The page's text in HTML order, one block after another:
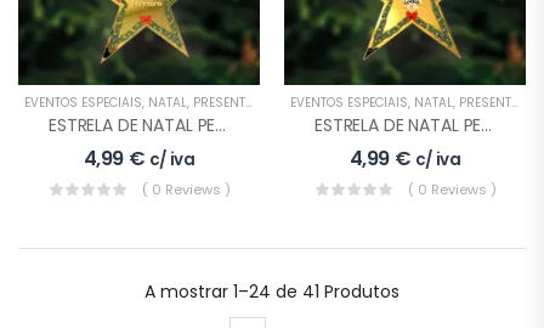
EVENTOS ESPECIAIS, NATAL, PRESENTES
ESTRELA DE NATAL PERSONALIZADA MODELO 1
4,99 € c/ iva
( 0 Reviews )
EVENTOS ESPECIAIS, NATAL, PRESENTES
ESTRELA DE NATAL PERSONALIZADA MODELO 2
4,99 € c/ iva
( 0 Reviews )
A mostrar 1–24 de 41 Produtos